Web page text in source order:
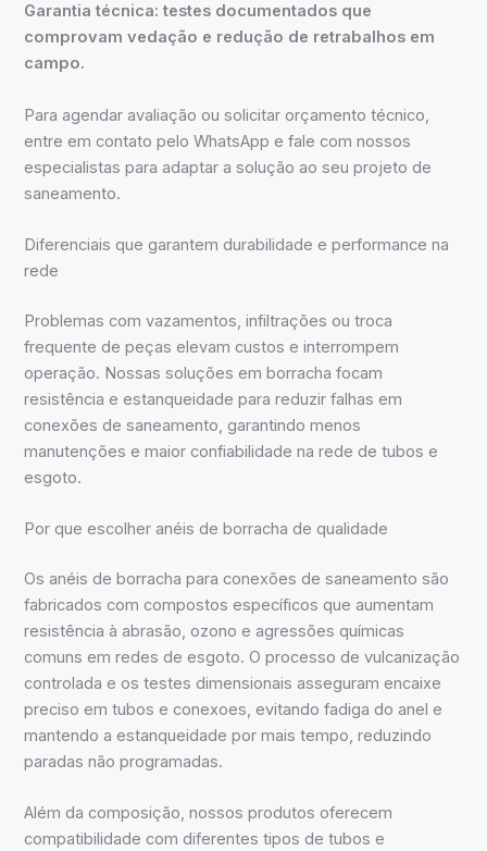
Garantia técnica: testes documentados que
comprovam vedação e redução de retrabalhos em
campo.
Para agendar avaliação ou solicitar orçamento técnico,
entre em contato pelo WhatsApp e fale com nossos
especialistas para adaptar a solução ao seu projeto de
saneamento.
Diferenciais que garantem durabilidade e performance na
rede
Problemas com vazamentos, infiltrações ou troca
frequente de peças elevam custos e interrompem
operação. Nossas soluções em borracha focam
resistência e estanqueidade para reduzir falhas em
conexões de saneamento, garantindo menos
manutenções e maior confiabilidade na rede de tubos e
esgoto.
Por que escolher anéis de borracha de qualidade
Os anéis de borracha para conexões de saneamento são
fabricados com compostos específicos que aumentam
resistência à abrasão, ozono e agressões químicas
comuns em redes de esgoto. O processo de vulcanização
controlada e os testes dimensionais asseguram encaixe
preciso em tubos e conexoes, evitando fadiga do anel e
mantendo a estanqueidade por mais tempo, reduzindo
paradas não programadas.
Além da composição, nossos produtos oferecem
compatibilidade com diferentes tipos de tubos e